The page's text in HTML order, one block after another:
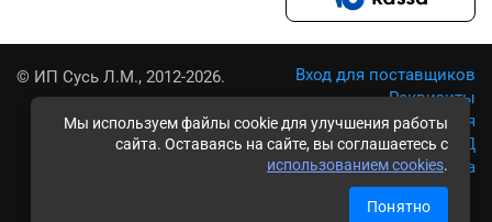
Мы используем файлы cookie для улучшения работы
сайта. Оставаясь на сайте, вы соглашаетесь с
использованием cookies.
Понятно
© ИП Сусь Л.М., 2012-2026.
Вход для поставщиков
Реквизиты
Условия использования
Политика обработки ПД
Карта сайта